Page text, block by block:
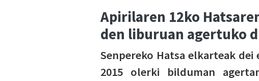
Apirilaren 12ko
den liburuan agertuko
Senpereko Hatsa elkarteak
2015 olerki bilduman